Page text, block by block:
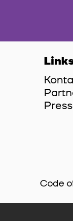
Code